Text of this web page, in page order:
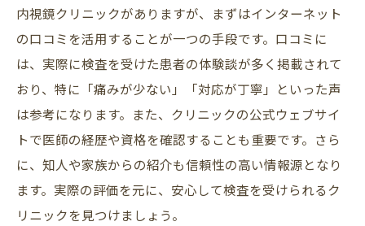
内視鏡クリニックがありますが、まずはインターネット
の口コミを活用することが一つの手段です。口コミに
は、実際に検査を受けた患者の体験談が多く掲載されて
おり、特に「痛みが少ない」「対応が丁寧」といった声
は参考になります。また、クリニックの公式ウェブサイ
トで医師の経歴や資格を確認することも重要です。さら
に、知人や家族からの紹介も信頼性の高い情報源となり
ます。実際の評価を元に、安心して検査を受けられるク
リニックを見つけましょう。